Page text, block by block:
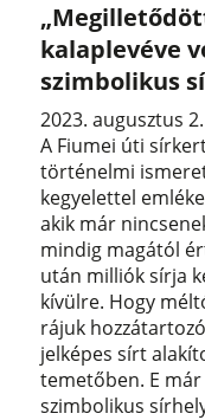
kalaplevéve
szimbolikus
2023. augusztus
A Fiumei úti
történelmi
kegyelettel
akik már
mindig magától
után milliók sírja
kívülre. Hogy
rájuk
jelképes sírt
temetőben. E
szimbolikus